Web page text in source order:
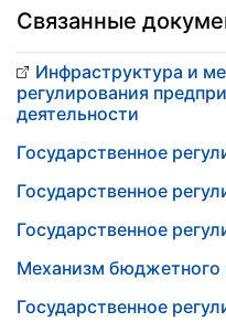
Связанные
Инфраструктура и
регулирования
деятельности
Государственное
Государственное
Государственное
Механизм бюджетного
Государственное